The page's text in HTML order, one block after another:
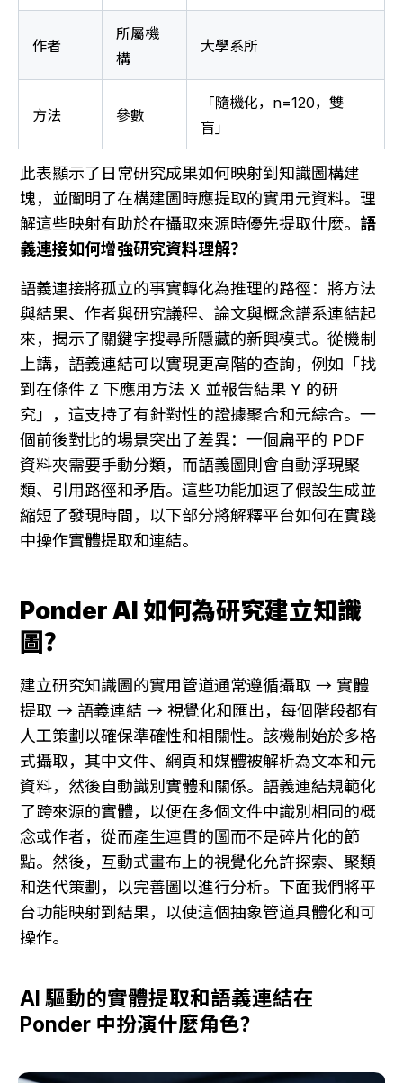
作者
所屬機
構
大學系所
方法 參數
「隨機化，n=120，雙
盲」
此表顯示了日常研究成果如何映射到知識圖構建
塊，並闡明了在構建圖時應提取的實用元資料。理
解這些映射有助於在攝取來源時優先提取什麼。 語
義連接如何增強研究資料理解？
語義連接將孤立的事實轉化為推理的路徑：將方法
與結果、作者與研究議程、論文與概念譜系連結起
來，揭示了關鍵字搜尋所隱藏的新興模式。從機制
上講，語義連結可以實現更高階的查詢，例如「找
到在條件 Z 下應用方法 X 並報告結果 Y 的研
究」，這支持了有針對性的證據聚合和元綜合。一
個前後對比的場景突出了差異：一個扁平的 PDF
資料夾需要手動分類，而語義圖則會自動浮現聚
類、引用路徑和矛盾。這些功能加速了假設生成並
縮短了發現時間，以下部分將解釋平台如何在實踐
中操作實體提取和連結。
Ponder AI 如何為研究建立知識
圖？
建立研究知識圖的實用管道通常遵循攝取 → 實體
提取 → 語義連結 → 視覺化和匯出，每個階段都有
人工策劃以確保準確性和相關性。該機制始於多格
式攝取，其中文件、網頁和媒體被解析為文本和元
資料，然後自動識別實體和關係。語義連結規範化
了跨來源的實體，以便在多個文件中識別相同的概
念或作者，從而產生連貫的圖而不是碎片化的節
點。然後，互動式畫布上的視覺化允許探索、聚類
和迭代策劃，以完善圖以進行分析。下面我們將平
台功能映射到結果，以使這個抽象管道具體化和可
操作。
AI 驅動的實體提取和語義連結在
Ponder 中扮演什麼角色？